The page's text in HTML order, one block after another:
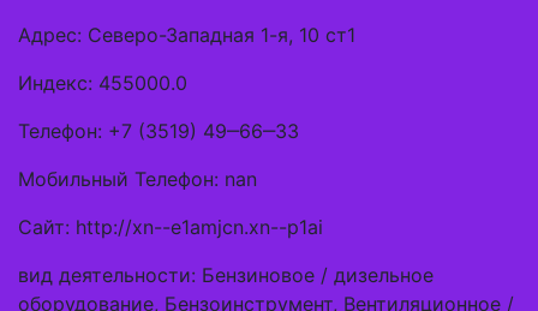
Адрес: Северо-Западная 1-я, 10 ст1
Индекс: 455000.0
Телефон: +7 (3519) 49‒66‒33
Мобильный Телефон: nan
Сайт: http://xn--e1amjcn.xn--p1ai
вид деятельности: Бензиновое / дизельное
оборудование, Бензоинструмент, Вентиляционное /